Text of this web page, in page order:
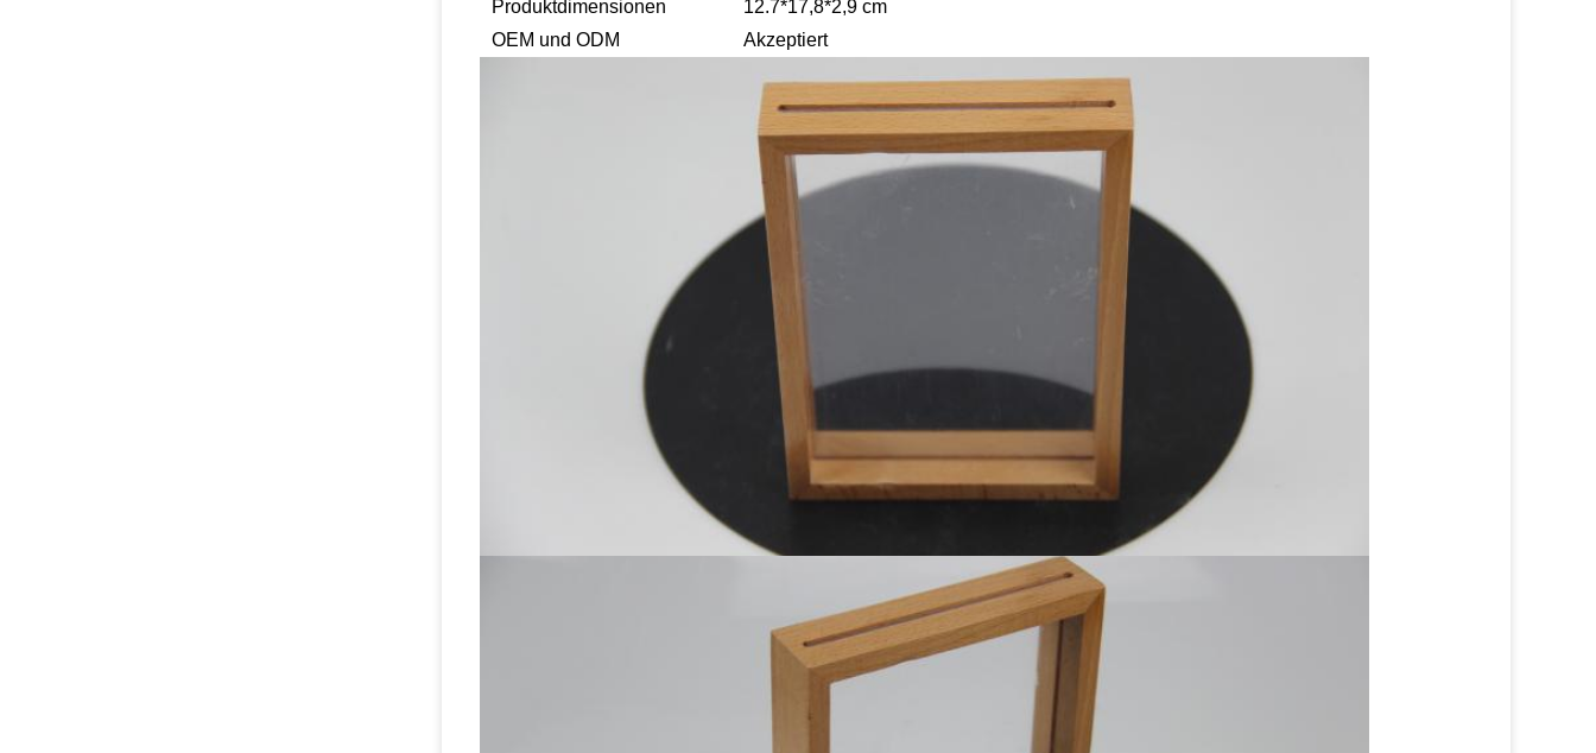
Produktdimensionen
12.7*17,8*2,9 cm
OEM und ODM
Akzeptiert